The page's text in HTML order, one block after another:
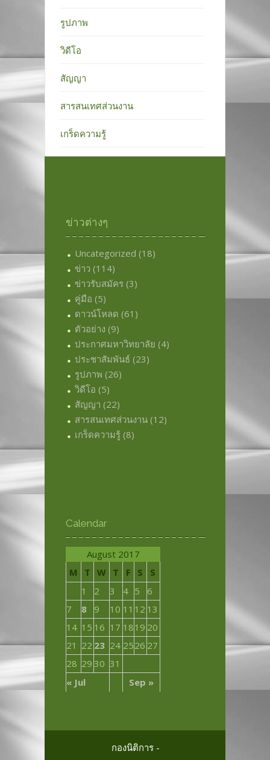
รูปภาพ
วิดีโอ
สัญญา
สารสนเทศส่วนงาน
เกร็ดความรู้
ข่าวต่างๆ
Uncategorized (18)
ข่าว (114)
ข่าวรับสมัคร (3)
คู่มือ (5)
ดาวน์โหลด (61)
ตัวอย่าง (9)
ประกาศมหาวิทยาลัย (4)
ประชาสัมพันธ์ (23)
รูปภาพ (26)
วิดีโอ (5)
สัญญา (22)
สารสนเทศส่วนงาน (12)
เกร็ดความรู้ (8)
Calendar
August 2017
M
T W T F S S
« Jul Sep »
1 2 3 4 5
6
7
8 9 10 11 12 13
14 15 16 17 1819 20
21 22 23 24 2526 27
28 29 30 31
กองนิติการ -